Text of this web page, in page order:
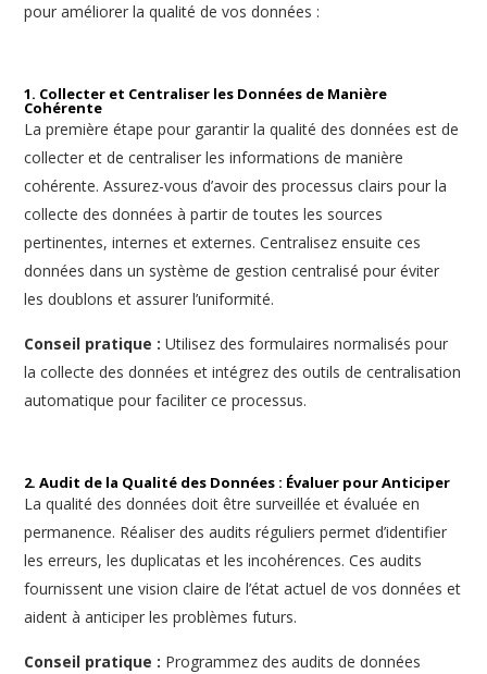
pour améliorer la qualité de vos données :
1. Collecter et Centraliser les Données de Manière
Cohérente
La première étape pour garantir la qualité des données est de
collecter et de centraliser les informations de manière
cohérente. Assurez-vous d’avoir des processus clairs pour la
collecte des données à partir de toutes les sources
pertinentes, internes et externes. Centralisez ensuite ces
données dans un système de gestion centralisé pour éviter
les doublons et assurer l’uniformité.
Conseil pratique : Utilisez des formulaires normalisés pour
la collecte des données et intégrez des outils de centralisation
automatique pour faciliter ce processus.
2. Audit de la Qualité des Données : Évaluer pour Anticiper
La qualité des données doit être surveillée et évaluée en
permanence. Réaliser des audits réguliers permet d’identifier
les erreurs, les duplicatas et les incohérences. Ces audits
fournissent une vision claire de l’état actuel de vos données et
aident à anticiper les problèmes futurs.
Conseil pratique : Programmez des audits de données